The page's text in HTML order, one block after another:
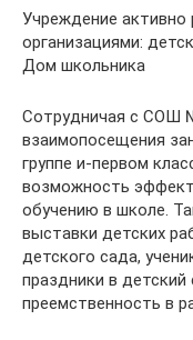
Учреждение
организациями:
Дом школьника
Сотрудничая с СОШ
взаимопосещения
группе и-первом
возможность
обучению в школе.
выставки детских
детского сада,
праздники в
преемственность в